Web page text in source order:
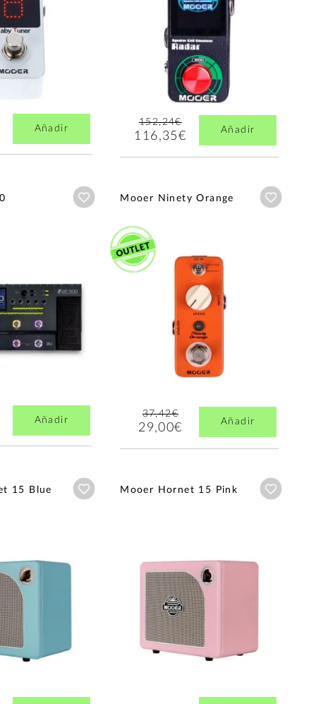
Añadir
152,24€
116,35€ Añadir
Añadir a wishlist
Añadir
Mooer Ninety Orange
37,42€
29,00€ Añadir
15 Blue Añadir a wishlist
Mooer Hornet 15 Pink